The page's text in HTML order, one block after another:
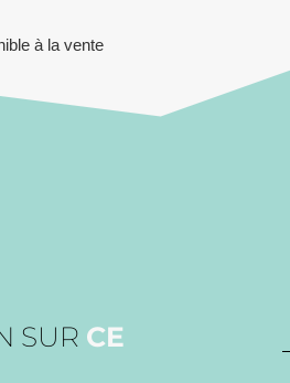
à la vente
SUR CE